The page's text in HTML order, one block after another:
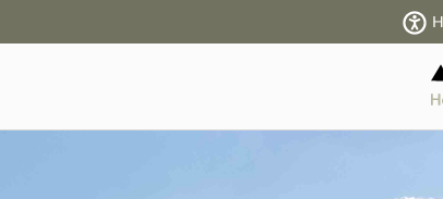
Hauptnavigation
Fußzeile